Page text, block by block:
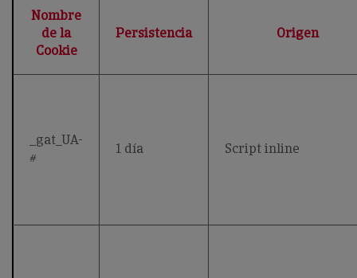
Nombre
de la
Cookie
Persistencia Origen
_gat_UA-
#
1 día Script inline